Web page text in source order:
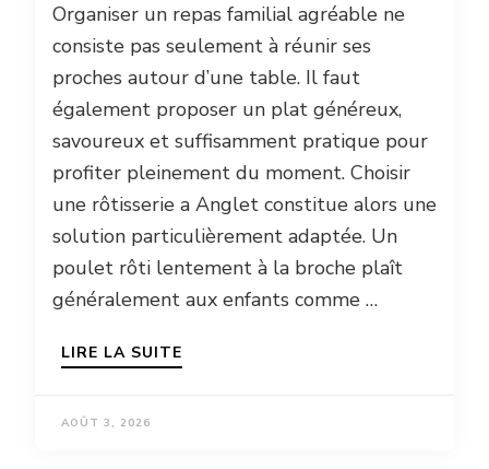
Organiser un repas familial agréable ne
consiste pas seulement à réunir ses
proches autour d’une table. Il faut
également proposer un plat généreux,
savoureux et suffisamment pratique pour
profiter pleinement du moment. Choisir
une rôtisserie a Anglet constitue alors une
solution particulièrement adaptée. Un
poulet rôti lentement à la broche plaît
généralement aux enfants comme …
LIRE LA SUITE
AOÛT 3, 2026